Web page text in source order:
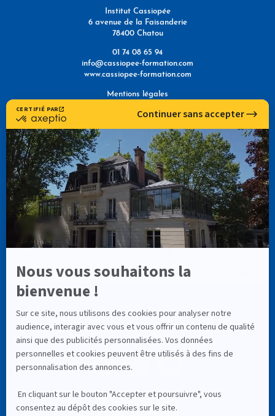
Institut Cassiopée
6 avenue de la Faisanderie
78400 Chatou
01 74 08 65 94
info@cassiopee-formation.com
www.cassiopee-formation.com
Mentions légales
NOUS TROUVER
NOS RÉSEAUX SOCIAUX
4,9